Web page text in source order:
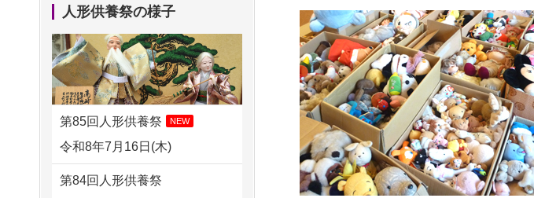
2026/07/31 17:28
栃木県の方からお申込み
2026/07/31 12:32
東京都の方からお申込み
2026/07/31 10:29
京都市の方からお申込み
2026/07/15 子供の頃から可愛
がってきた七段飾りの雛人形
2026/07/15 お客様の声を読
りの雛人形を処分したいので
すが 母親が高齢...
2024/01/13剥製の供養・処分
をお願いできますか？
が？
人形供養祭の様子
第85回人形供養祭 NEW
令和8年7月16日(木)
第84回人形供養祭